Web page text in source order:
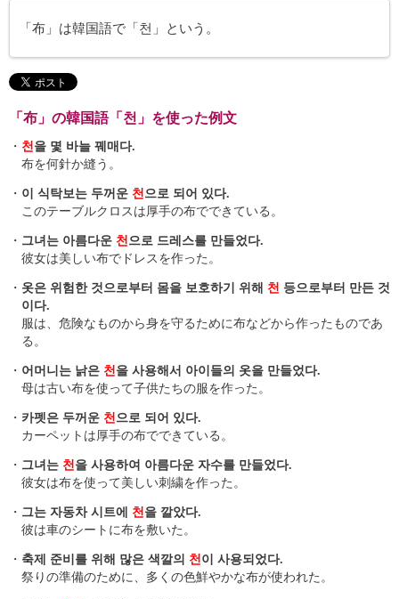
「布」は韓国語で「천」という。
「布」の韓国語「천」を使った例文
・ 천을 몇 바늘 꿰매다.
布を何針か縫う。
・ 이 식탁보는 두꺼운 천으로 되어 있다.
このテーブルクロスは厚手の布でできている。
・ 그녀는 아름다운 천으로 드레스를 만들었다.
彼女は美しい布でドレスを作った。
・ 옷은 위험한 것으로부터 몸을 보호하기 위해 천 등으로부터 만든 것
이다.
服は、危険なものから身を守るために布などから作ったものであ
る。
・ 어머니는 낡은 천을 사용해서 아이들의 옷을 만들었다.
母は古い布を使って子供たちの服を作った。
・ 카펫은 두꺼운 천으로 되어 있다.
カーペットは厚手の布でできている。
・ 그녀는 천을 사용하여 아름다운 자수를 만들었다.
彼女は布を使って美しい刺繍を作った。
・ 그는 자동차 시트에 천을 깔았다.
彼は車のシートに布を敷いた。
・ 축제 준비를 위해 많은 색깔의 천이 사용되었다.
祭りの準備のために、多くの色鮮やかな布が使われた。